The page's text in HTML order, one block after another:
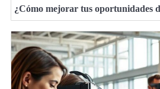
¿Cómo mejorar tus oportunidades